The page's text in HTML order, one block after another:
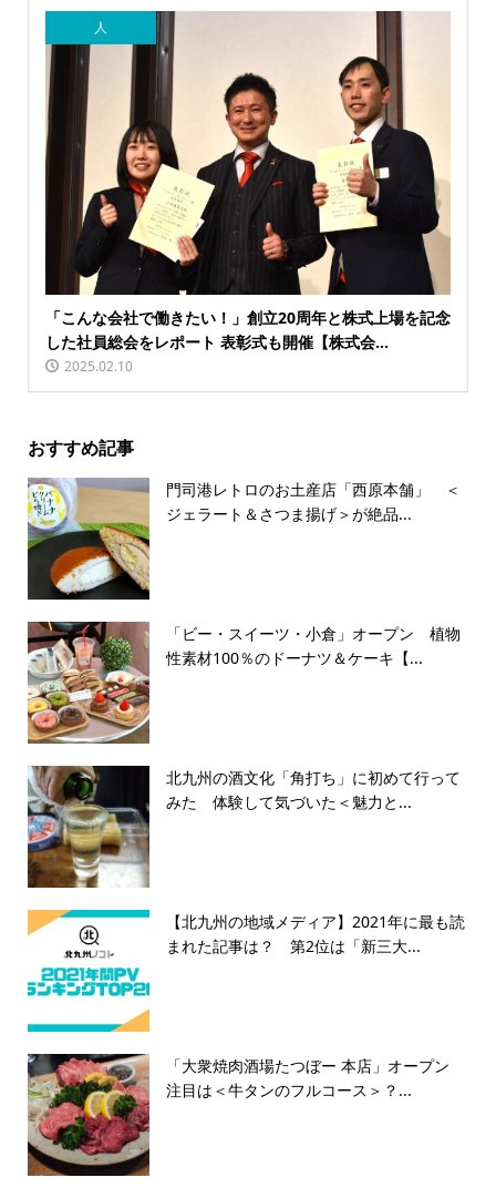
人
「こんな会社で働きたい！」創立20周年と株式上場を記念
した社員総会をレポート 表彰式も開催【株式会...
2025.02.10
おすすめ記事
門司港レトロのお土産店「西原本舗」 ＜
ジェラート＆さつま揚げ＞が絶品...
「ビー・スイーツ・小倉」オープン 植物
性素材100％のドーナツ＆ケーキ【...
北九州の酒文化「角打ち」に初めて行って
みた 体験して気づいた＜魅力と...
【北九州の地域メディア】2021年に最も読
まれた記事は？ 第2位は「新三大...
「大衆焼肉酒場たつぼー 本店」オープン
注目は＜牛タンのフルコース＞？...